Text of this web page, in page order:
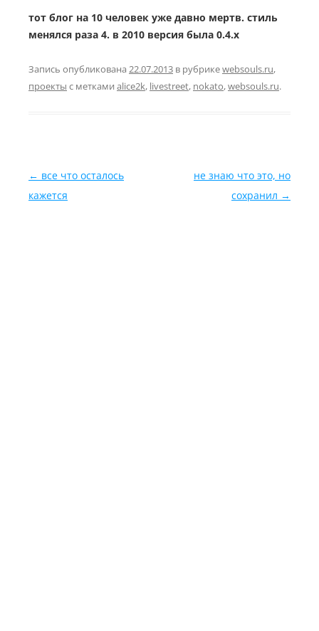
тот блог на 10 человек уже давно мертв. стиль
менялся раза 4. в 2010 версия была 0.4.x
Запись опубликована 22.07.2013 в рубрикеwebsouls.ru,
проекты с метками alice2k, livestreet, nokato,websouls.ru.
Навигация по записям
← все что осталось
кажется
не знаю что это, но
сохранил →